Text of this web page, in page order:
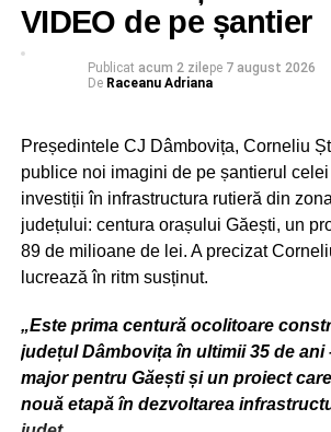
Urmărește Incomod Media și pe
PARCUL CHINDIA
PMT
URMATOAREA
S-a urcat la volan fără permis de
dat peste cap cu mașina!
NU RATAȚI
15 octombrie 2023: Târg de
Urmărește Incomod Media și pe
VIDEO de pe șantier
Publicat acum 2 zilepe 7 august 2026
De Raceanu Adriana
Președintele CJ Dâmbovița, Corneliu
publice noi imagini de pe șantierul
investiții în infrastructura rutieră din
județului: centura orașului Găești, un
89 de milioane de lei. A precizat
lucrează în ritm susținut.
„Este prima centură ocolitoare
județul Dâmbovița în ultimii 35 de ani
major pentru Găești și un proiect
nouă etapă în dezvoltarea